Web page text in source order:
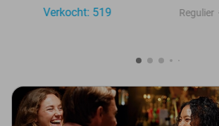
Verkocht: 519
Regulier